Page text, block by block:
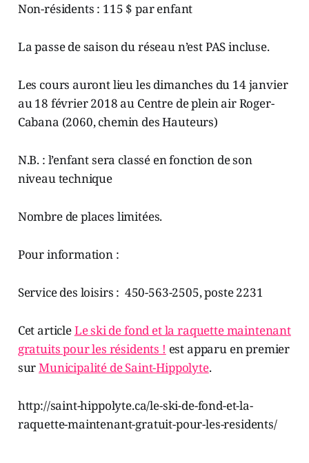
Non-résidents : 115 $ par enfant
La passe de saison du réseau n’est PAS incluse.
Les cours auront lieu les dimanches du 14 janvier
au 18 février 2018 au Centre de plein air Roger-
Cabana (2060, chemin des Hauteurs)
N.B. : l’enfant sera classé en fonction de son
niveau technique
Nombre de places limitées.
Pour information :
Service des loisirs : 450-563-2505, poste 2231
Cet articleLe ski de fond et la raquette maintenant
gratuits pour les résidents ! est apparu en premier
surMunicipalité de Saint-Hippolyte.
http://saint-hippolyte.ca/le-ski-de-fond-et-la-
raquette-maintenant-gratuit-pour-les-residents/